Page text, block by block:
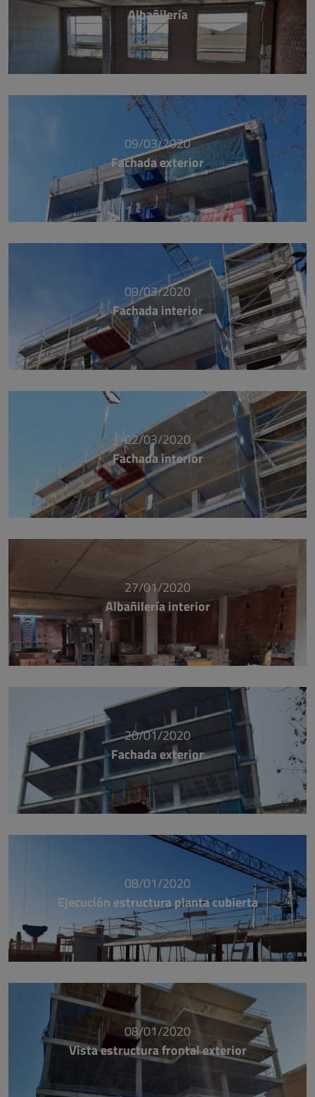
Albañilería
09/03/2020
Fachada exterior
09/03/2020
Fachada interior
02/03/2020
Fachada interior
27/01/2020
Albañilería interior
20/01/2020
Fachada exterior
08/01/2020
Ejecución estructura planta cubierta
08/01/2020
Vista estructura frontal exterior